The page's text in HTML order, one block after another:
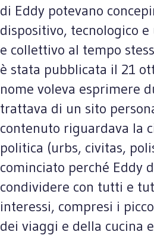
di Eddy potevano
dispositivo, tecnologico
e collettivo al tempo
è stata pubblicata il 21
nome voleva esprimere
trattava di un sito
contenuto riguardava la
politica (urbs, civitas,
cominciato perché Eddy
condividere con tutti e
interessi, compresi i
dei viaggi e della cucina